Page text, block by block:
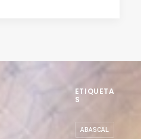
ETIQUETA
S
ABASCAL